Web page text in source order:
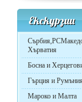
Екскурзии
Хърватия
Босна и
Гърция и Румъния
Мароко и Малта